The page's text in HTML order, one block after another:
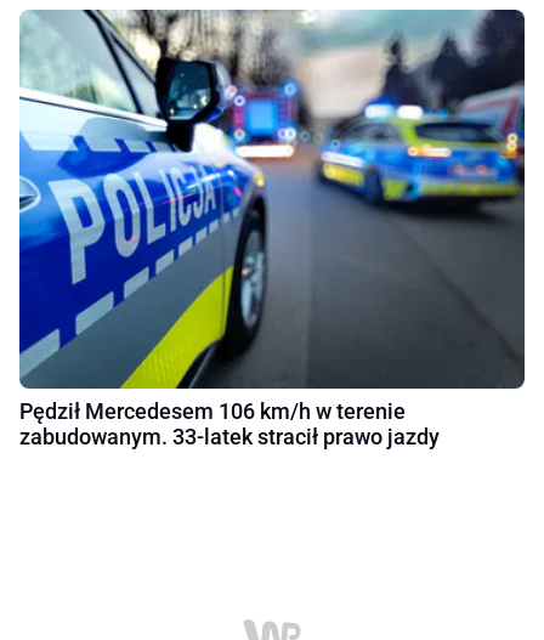
Pędził Mercedesem 106 km/h w terenie
zabudowanym. 33-latek stracił prawo jazdy